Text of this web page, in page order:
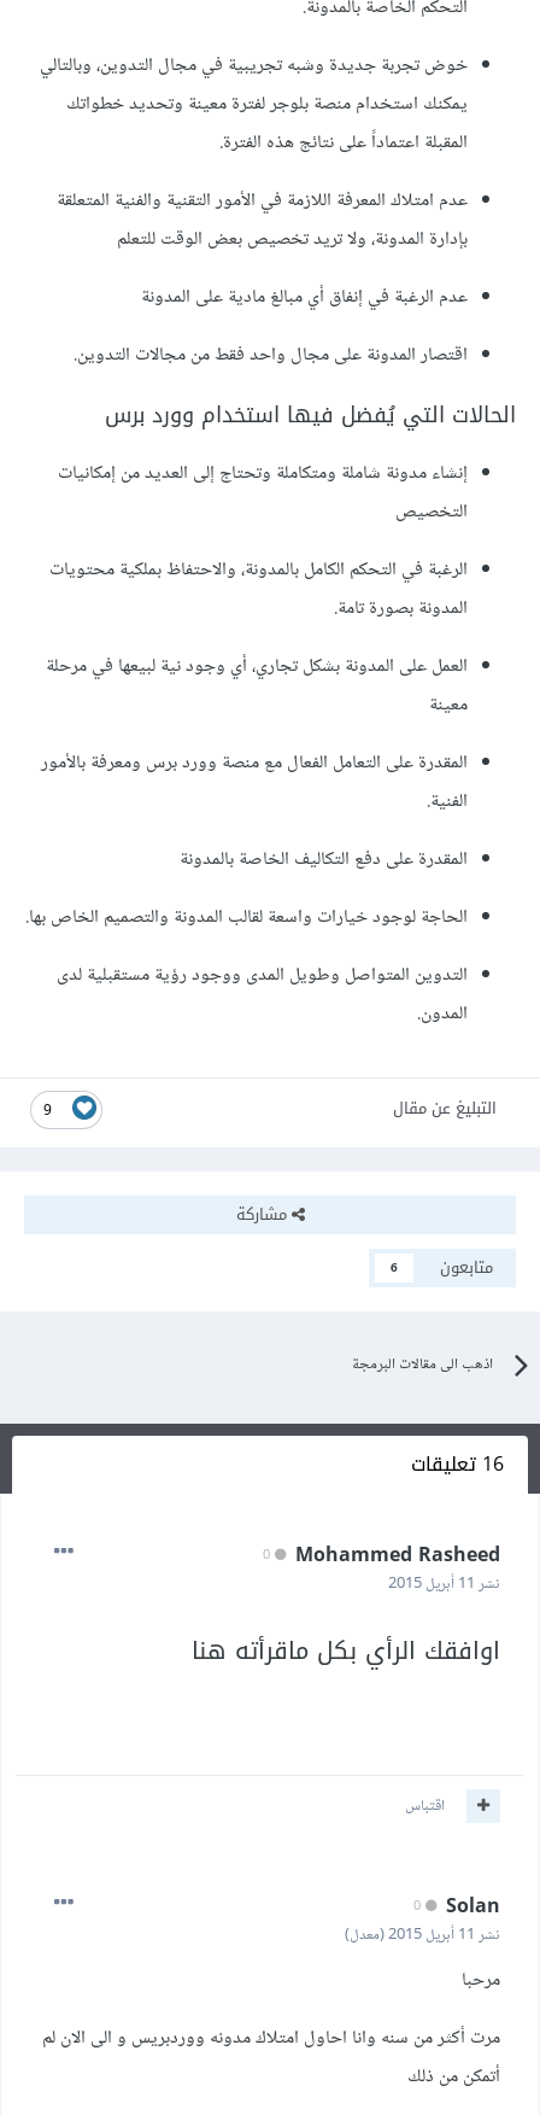
التحكم الخاصة بالمدونة.
خوض تجربة جديدة وشبه تجريبية في مجال التدوين، وبالتالي
يمكنك استخدام منصة بلوجر لفترة معينة وتحديد خطواتك
المقبلة اعتماداً على نتائج هذه الفترة.
عدم امتلاك المعرفة اللازمة في الأمور التقنية والفنية المتعلقة
بإدارة المدونة، ولا تريد تخصيص بعض الوقت للتعلم
عدم الرغبة في إنفاق أي مبالغ مادية على المدونة
اقتصار المدونة على مجال واحد فقط من مجالات التدوين.
الحالات التي يُفضل فيها استخدام وورد برس
إنشاء مدونة شاملة ومتكاملة وتحتاج إلى العديد من إمكانيات
التخصيص
الرغبة في التحكم الكامل بالمدونة، والاحتفاظ بملكية محتويات
المدونة بصورة تامة.
العمل على المدونة بشكل تجاري، أي وجود نية لبيعها في مرحلة
معينة
المقدرة على التعامل الفعال مع منصة وورد برس ومعرفة بالأمور
الفنية.
المقدرة على دفع التكاليف الخاصة بالمدونة
الحاجة لوجود خيارات واسعة لقالب المدونة والتصميم الخاص بها.
التدوين المتواصل وطويل المدى ووجود رؤية مستقبلية لدى
المدون.
9 التبليغ عن مقال
مشاركة
متابعون
6
اذهب الى مقالات البرمجة
16 تعليقات
Mohammed Rasheed
نشر 11 أبريل 2015
اوافقك الرأي بكل ماقرأته هنا
اقتباس
Solan
نشر 11 أبريل 2015 (معدل)
مرحبا
مرت أكثر من سنه وانا احاول امتلاك مدونه ووردبريس و الى الان لم
أتمكن من ذلك